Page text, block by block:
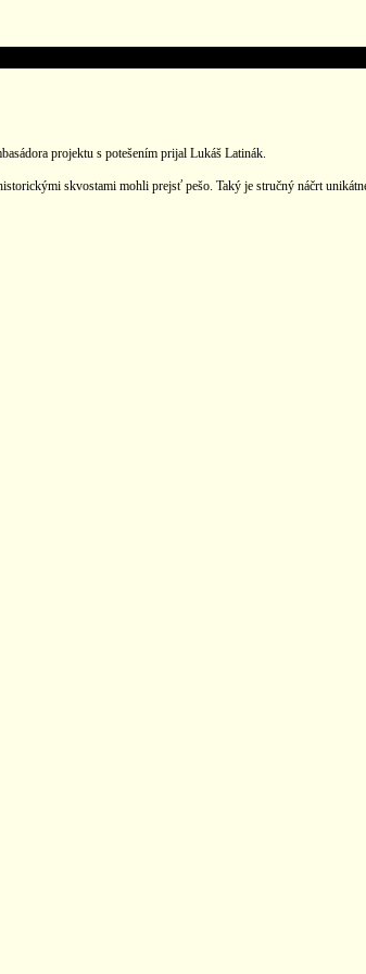
projektu s potešením prijal Lukáš Latinák.
skvostami mohli prejsť pešo. Taký je stručný náčrt